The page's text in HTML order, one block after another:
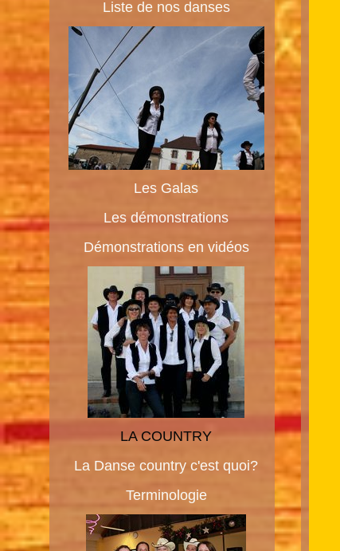
Liste de nos danses
Les Galas
Les démonstrations
Démonstrations en vidéos
LA COUNTRY
La Danse country c'est quoi?
Terminologie